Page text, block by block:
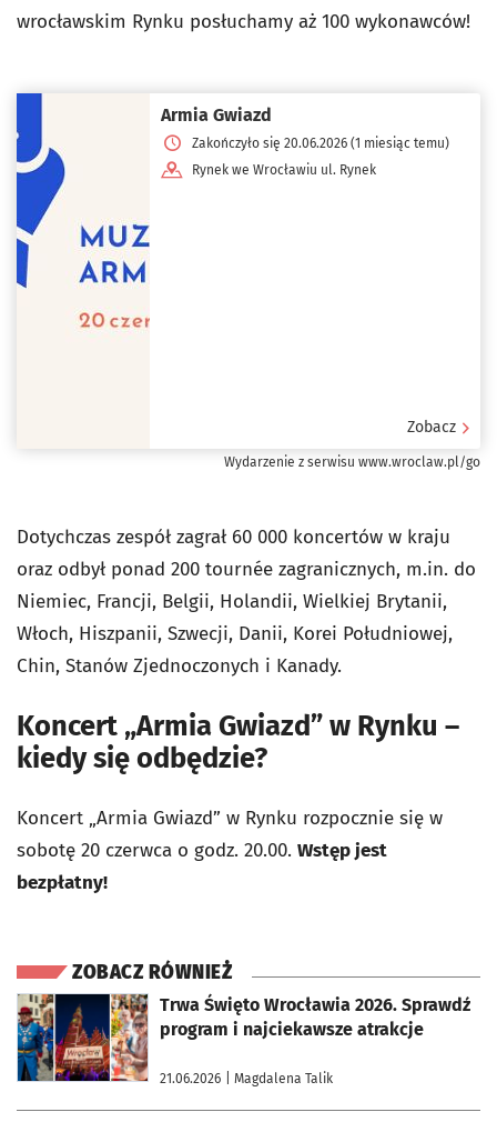
wrocławskim Rynku posłuchamy aż 100 wykonawców!
Armia Gwiazd
Zakończyło się 20.06.2026 (1 miesiąc temu)
Rynek we Wrocławiu ul. Rynek
Zobacz
Wydarzenie z serwisu www.wroclaw.pl/go
Dotychczas zespół zagrał 60 000 koncertów w kraju
oraz odbył ponad 200 tournée zagranicznych, m.in. do
Niemiec, Francji, Belgii, Holandii, Wielkiej Brytanii,
Włoch, Hiszpanii, Szwecji, Danii, Korei Południowej,
Chin, Stanów Zjednoczonych i Kanady.
Koncert „Armia Gwiazd” w Rynku –
kiedy się odbędzie?
Koncert „Armia Gwiazd” w Rynku rozpocznie się w
sobotę 20 czerwca o godz. 20.00. Wstęp jest
bezpłatny!
ZOBACZ RÓWNIEŻ
Trwa Święto Wrocławia 2026. Sprawdź
program i najciekawsze atrakcje
21.06.2026 | Magdalena Talik
otworzy się w nowej karcie